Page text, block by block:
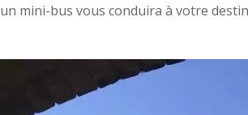
un mini-bus vous conduira à votre